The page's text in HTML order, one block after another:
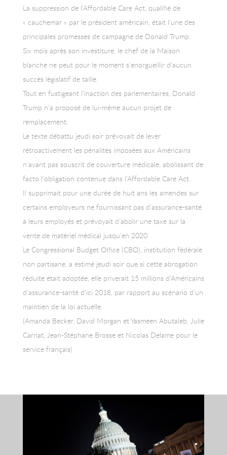
La suppression de l’Affordable Care Act, qualifié de
« cauchemar » par le président américain, était l’une des
principales promesses de campagne de Donald Trump.
Six mois après son investiture, le chef de la Maison
blanche ne peut pour le moment s’enorgueillir d’aucun
succès législatif de taille.
Tout en fustigeant l’inaction des parlementaires, Donald
Trump n’a proposé de lui-même aucun projet de
remplacement.
Le texte débattu jeudi soir prévoyait de lever
rétroactivement les pénalités imposées aux Américains
n’ayant pas souscrit de couverture médicale, abolissant de
facto l’obligation contenue dans l’Affordable Care Act.
Il supprimait pour une durée de huit ans les amendes sur
certains employeurs ne fournissant pas d’assurance-santé
à leurs employés et prévoyait d’abolir une taxe sur la
vente de matériel médical jusqu’en 2020.
Le Congressional Budget Office (CBO), institution fédérale
non partisane, a estimé jeudi soir que si cette abrogation
réduite était adoptée, elle priverait 15 millions d’Américains
d’assurance-santé d’ici 2018, par rapport au scénario d’un
maintien de la loi actuelle.
(Amanda Becker, David Morgan et Yasmeen Abutaleb, Julie
Carriat, Jean-Stéphane Brosse et Nicolas Delame pour le
service français)